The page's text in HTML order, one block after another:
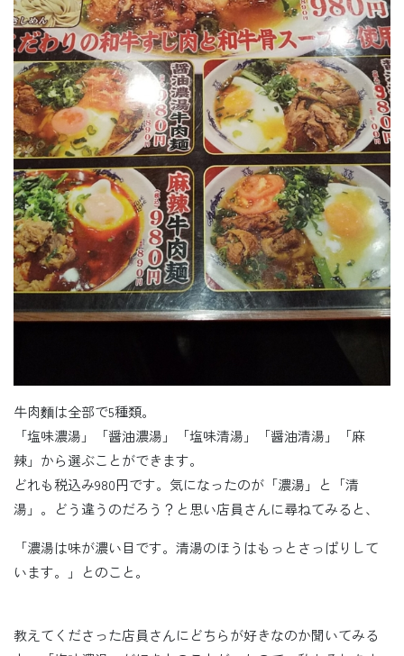
牛肉麵は全部で5種類。
「塩味濃湯」「醤油濃湯」「塩味清湯」「醤油清湯」「麻
辣」から選ぶことができます。
どれも税込み980円です。気になったのが「濃湯」と「清
湯」。どう違うのだろう？と思い店員さんに尋ねてみると、
「濃湯は味が濃い目です。清湯のほうはもっとさっぱりして
います。」とのこと。
教えてくださった店員さんにどちらが好きなのか聞いてみる